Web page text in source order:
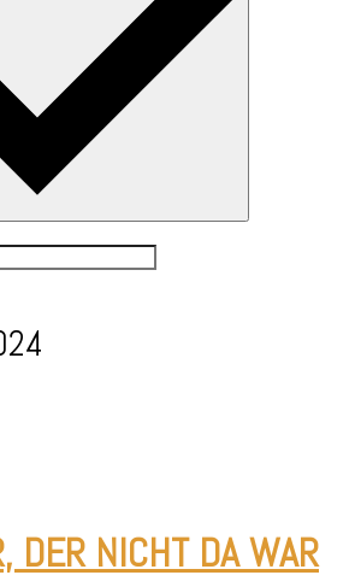
DER NICHT DA WAR